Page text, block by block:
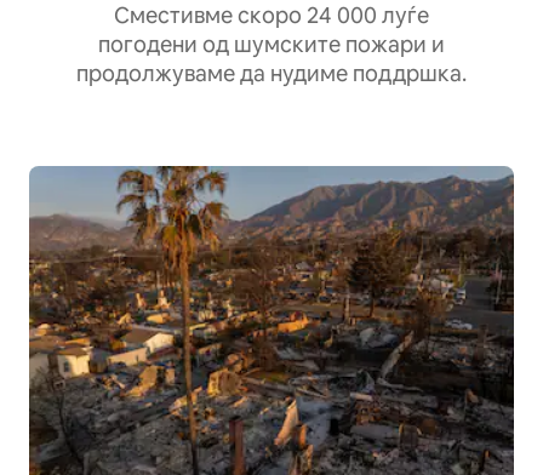
Сместивме скоро 24 000 луѓе
погодени од шумските пожари и
продолжуваме да нудиме поддршка.